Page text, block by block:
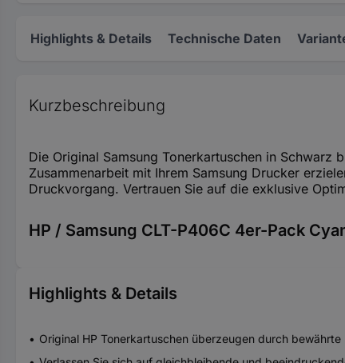
Highlights & Details Technische Daten
Kurzbeschreibung
Die Original Samsung Tonerkartuschen in
Zusammenarbeit mit Ihrem Samsung Drucker
Druckvorgang. Vertrauen Sie auf die exklusive
HP / Samsung CLT-P406C 4er-Pack
Highlights & Details
Original HP Tonerkartuschen überzeugen durch bewährte